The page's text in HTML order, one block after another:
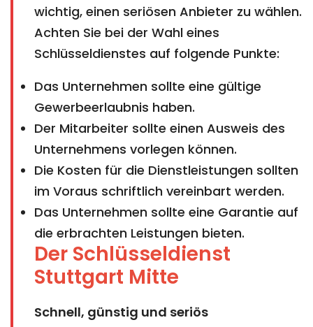
wichtig, einen seriösen Anbieter zu wählen.
Achten Sie bei der Wahl eines
Schlüsseldienstes auf folgende Punkte:
Das Unternehmen sollte eine gültige
Gewerbeerlaubnis haben.
Der Mitarbeiter sollte einen Ausweis des
Unternehmens vorlegen können.
Die Kosten für die Dienstleistungen sollten
im Voraus schriftlich vereinbart werden.
Das Unternehmen sollte eine Garantie auf
die erbrachten Leistungen bieten.
Der Schlüsseldienst
Stuttgart Mitte
Schnell, günstig und seriös